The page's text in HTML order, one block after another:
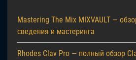
Mastering The Mix MIXVAULT —
сведения и мастеринга
Rhodes Clav Pro — полный обзор